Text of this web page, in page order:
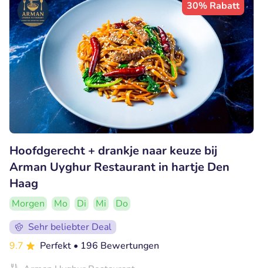
30% Rabatt
Hoofdgerecht + drankje naar keuze bij
Arman Uyghur Restaurant in hartje Den
Haag
Morgen Mo Di Mi
Do
Sehr beliebter Deal
9.7
Perfekt • 196 Bewertungen